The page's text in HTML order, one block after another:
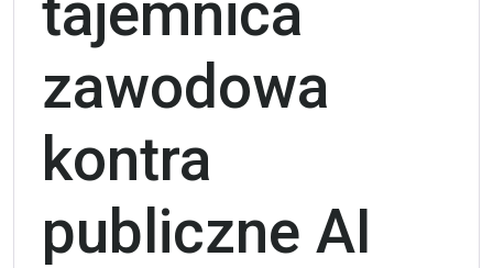
zawodowa
kontra
publiczne AI